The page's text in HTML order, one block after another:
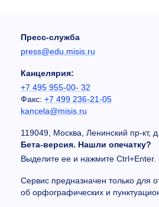
Пресс-служба
press@edu.misis.ru
Канцелярия:
+7 495 955-00- 32
Факс: +7 499 236-21-05
kancela@misis.ru
119049, Москва, Ленинский пр-кт,
Бета-версия. Нашли опечатку?
Выделите ее и нажмите Ctrl+Enter.
Сервис предназначен только для
об орфографических и